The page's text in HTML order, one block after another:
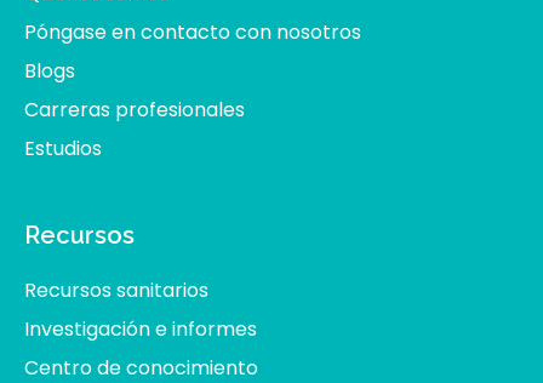
Póngase en contacto con nosotros
Blogs
Carreras profesionales
Estudios
Recursos
Recursos sanitarios
Investigación e informes
Centro de conocimiento